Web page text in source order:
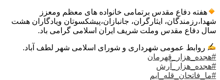
هفته دفاع مقدس برتمامی خانواده های معظم ومعزز
شهدا،رزمندگان، ایثارگران، جانبازان،پیشکسوتان ویادگاران هشت
سال دفاع مقدس وملت شریف ایران اسلامی گرامی باد.
روابط عمومی شهرداری و شورای اسلامی شهر لطف آباد.
#هجده_هزار_قهرمان
#هجده_هزار_آرش
#ما_فاتحان_قله_ایم